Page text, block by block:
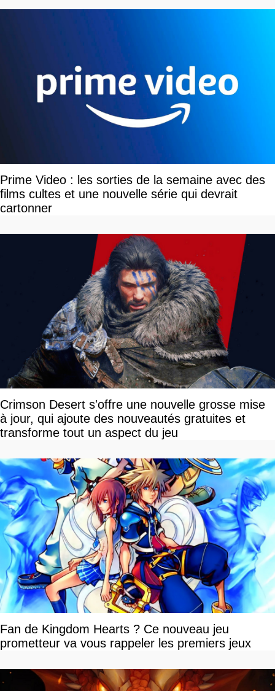
Prime Video : les sorties de la semaine avec des
films cultes et une nouvelle série qui devrait
cartonner
Crimson Desert s'offre une nouvelle grosse mise
à jour, qui ajoute des nouveautés gratuites et
transforme tout un aspect du jeu
Fan de Kingdom Hearts ? Ce nouveau jeu
prometteur va vous rappeler les premiers jeux